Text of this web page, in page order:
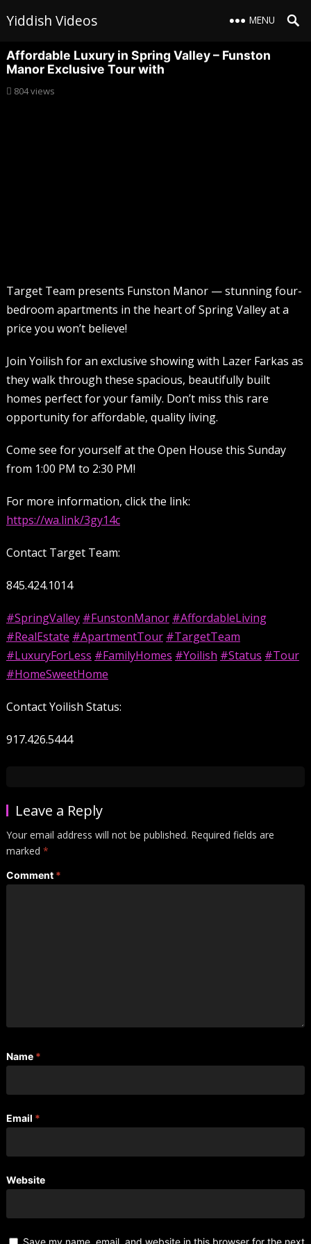
Yiddish Videos MENU
Affordable Luxury in Spring Valley – Funston
Manor Exclusive Tour with
804views
Target Team presents Funston Manor — stunning four-
bedroom apartments in the heart of Spring Valley at a
price you won’t believe!
Join Yoilish for an exclusive showing with Lazer Farkas as
they walk through these spacious, beautifully built
homes perfect for your family. Don’t miss this rare
opportunity for affordable, quality living.
Come see for yourself at the Open House this Sunday
from 1:00 PM to 2:30 PM!
For more information, click the link:
https://wa.link/3gy14c
Contact Target Team:
845.424.1014
#SpringValley #FunstonManor #AffordableLiving
#RealEstate #ApartmentTour #TargetTeam
#LuxuryForLess #FamilyHomes #Yoilish #Status #Tour
#HomeSweetHome
Contact Yoilish Status:
917.426.5444
Leave a Reply
Your email address will not be published. Required fields are
marked *
Comment *
Name *
Email *
Website
Save my name, email, and website in this browser for the next